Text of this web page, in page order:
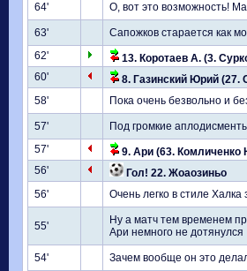
64' О, вот это возможность!
63'
Сапожков старается как
62'
13. Коротаев А. (3.
60'
8. Газинский Юрий (27.
58'
Пока очень безвольно и
57'
Под громкие
57'
9. Ари (63. Комличенко
56'
Гол! 22. Жоаозиньо
56'
Очень легко в стиле
55'
Ну а матч тем временем
Ари немного не дотянулся
54' Зачем вообще он это